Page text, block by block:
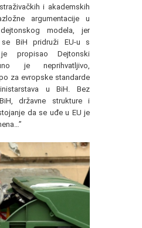
i akademskih
argumentacije u
modela, jer
BiH pridruži EU-u s
propisao Dejtonski
je neprihvatljivo,
za evropske standarde
u BiH. Bez
državne strukture i
da se uđe u EU je